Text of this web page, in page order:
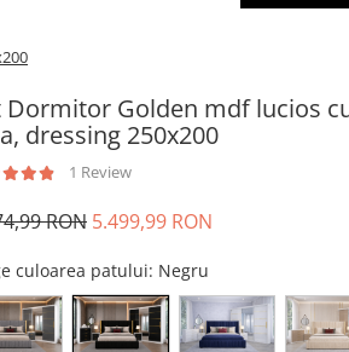
Dormitor Golden mdf lucios
dressing 250x200
1 Review
RON 5.499,99 RON
culoarea patului: Negru